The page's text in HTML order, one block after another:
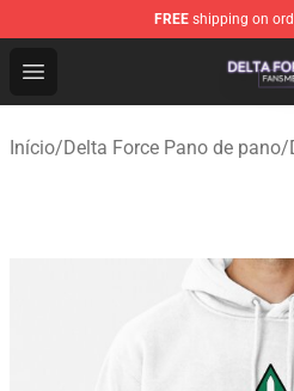
FREE shipping on
Open menu
Delta Force Shop - Official
Início/Delta Force Pano de pano/